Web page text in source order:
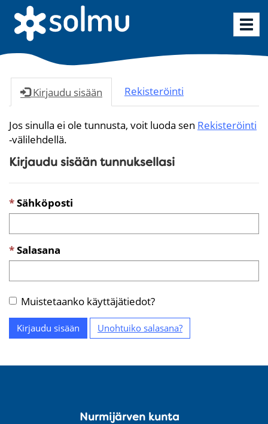
Kirjaudu sisään Rekisteröinti
Jos sinulla ei ole tunnusta, voit luoda sen Rekisteröinti
-välilehdellä.
Kirjaudu sisään tunnuksellasi
Sähköposti
Salasana
Muistetaanko käyttäjätiedot?
Kirjaudu sisään Unohtuiko salasana?
Nurmijärven kunta